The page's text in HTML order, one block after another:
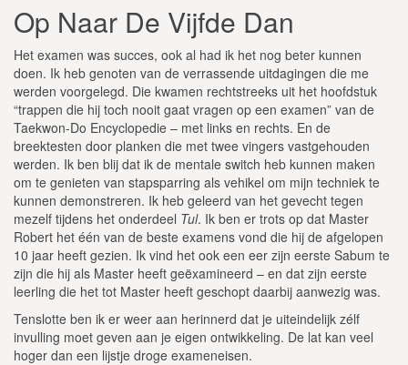
Op Naar De Vijfde Dan
Het examen was succes, ook al had ik het nog beter kunnen
doen. Ik heb genoten van de verrassende uitdagingen die me
werden voorgelegd. Die kwamen rechtstreeks uit het hoofdstuk
“trappen die hij toch nooit gaat vragen op een examen” van de
Taekwon-Do Encyclopedie – met links en rechts. En de
breektesten door planken die met twee vingers vastgehouden
werden. Ik ben blij dat ik de mentale switch heb kunnen maken
om te genieten van stapsparring als vehikel om mijn techniek te
kunnen demonstreren. Ik heb geleerd van het gevecht tegen
mezelf tijdens het onderdeel Tul. Ik ben er trots op dat Master
Robert het één van de beste examens vond die hij de afgelopen
10 jaar heeft gezien. Ik vind het ook een eer zijn eerste Sabum te
zijn die hij als Master heeft geëxamineerd – en dat zijn eerste
leerling die het tot Master heeft geschopt daarbij aanwezig was.
Tenslotte ben ik er weer aan herinnerd dat je uiteindelijk zélf
invulling moet geven aan je eigen ontwikkeling. De lat kan veel
hoger dan een lijstje droge exameneisen.